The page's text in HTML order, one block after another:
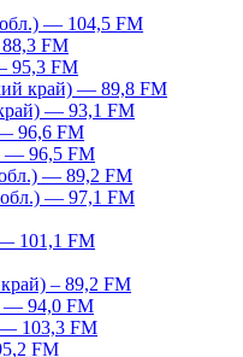
— 104,5 FM
FM
95,3 FM
край) — 89,8 FM
— 93,1 FM
96,6 FM
— 96,5 FM
— 89,2 FM
обл.) — 97,1 FM
101,1 FM
– 89,2 FM
— 94,0 FM
— 103,3 FM
FM